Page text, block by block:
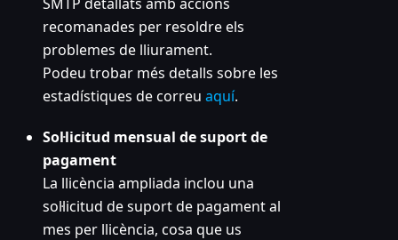
recomanades per resoldre els
problemes de lliurament.
Podeu trobar més detalls sobre les
estadístiques de correu aquí.
Sol·licitud mensual de suport de
pagament
La llicència ampliada inclou una
sol·licitud de suport de pagament al
mes per llicència, cosa que us